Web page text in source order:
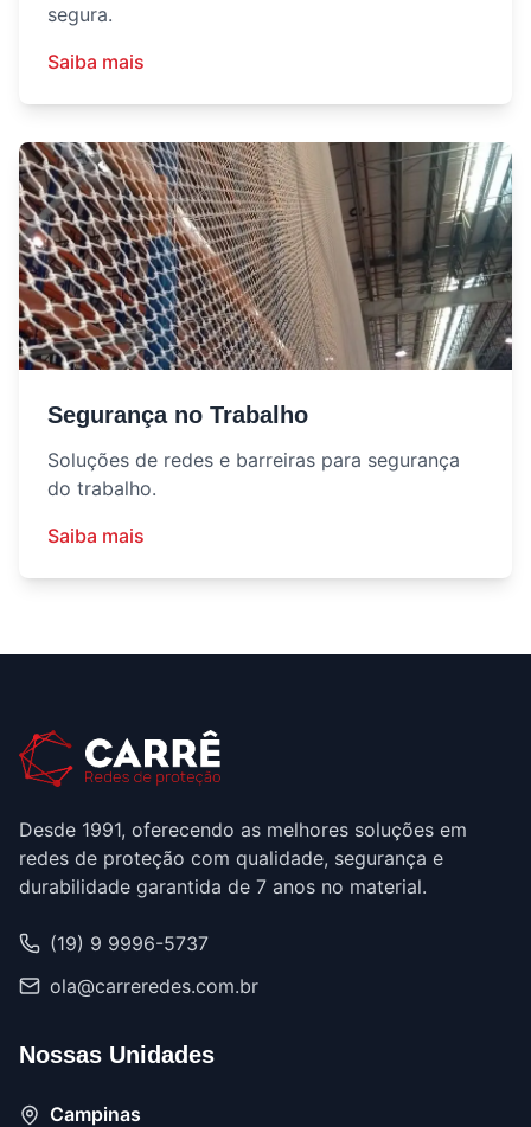
segura.
Saiba mais
Segurança no Trabalho
Soluções de redes e barreiras para segurança
do trabalho.
Saiba mais
Desde 1991, oferecendo as melhores soluções em
redes de proteção com qualidade, segurança e
durabilidade garantida de 7 anos no material.
(19) 9 9996-5737
ola@carreredes.com.br
Nossas Unidades
Campinas